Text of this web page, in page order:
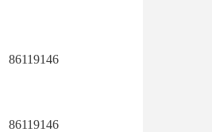
86119146
86119146